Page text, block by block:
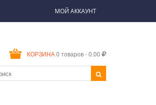
МОЙ АККАУНТ
КОРЗИНА 0 товаров - 0.00